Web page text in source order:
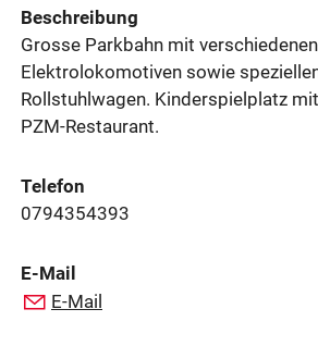
Beschreibung
Grosse Parkbahn mit
Elektrolokomotiven sowie
Rollstuhlwagen. Kinderspielplatz
PZM-Restaurant.
Telefon
0794354393
E-Mail
E-Mail